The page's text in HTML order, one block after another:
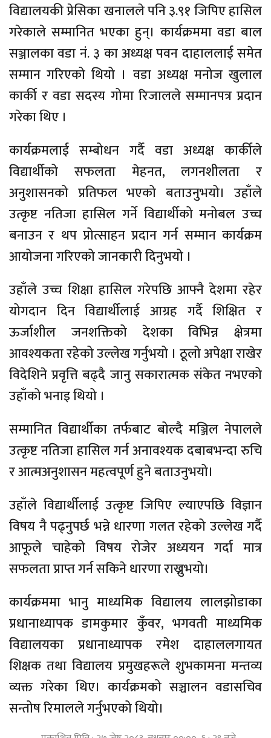
विद्यालयकी प्रेसिका खनालले पनि ३.९१ जिपिए हासिल
गरेकाले सम्मानित भएका हुन्। कार्यक्रममा वडा बाल
सञ्जालका वडा नं. ३ का अध्यक्ष पवन दाहाललाई समेत
सम्मान गरिएको थियो । वडा अध्यक्ष मनोज खुलाल
कार्की र वडा सदस्य गोमा रिजालले सम्मानपत्र प्रदान
गरेका थिए ।
कार्यक्रमलाई सम्बोधन गर्दै वडा अध्यक्ष कार्कीले
विद्यार्थीको सफलता मेहनत, लगनशीलता र
अनुशासनको प्रतिफल भएको बताउनुभयो। उहाँले
उत्कृष्ट नतिजा हासिल गर्ने विद्यार्थीको मनोबल उच्च
बनाउन र थप प्रोत्साहन प्रदान गर्न सम्मान कार्यक्रम
आयोजना गरिएको जानकारी दिनुभयो ।
उहाँले उच्च शिक्षा हासिल गरेपछि आफ्नै देशमा रहेर
योगदान दिन विद्यार्थीलाई आग्रह गर्दै शिक्षित र
ऊर्जाशील जनशक्तिको देशका विभिन्न क्षेत्रमा
आवश्यकता रहेको उल्लेख गर्नुभयो । ठूलो अपेक्षा राखेर
विदेशिने प्रवृत्ति बढ्दै जानु सकारात्मक संकेत नभएको
उहाँको भनाइ थियो ।
सम्मानित विद्यार्थीका तर्फबाट बोल्दै मञ्जिल नेपालले
उत्कृष्ट नतिजा हासिल गर्न अनावश्यक दबाबभन्दा रुचि
र आत्मअनुशासन महत्वपूर्ण हुने बताउनुभयो।
उहाँले विद्यार्थीलाई उत्कृष्ट जिपिए ल्याएपछि विज्ञान
विषय नै पढ्नुपर्छ भन्ने धारणा गलत रहेको उल्लेख गर्दै
आफूले चाहेको विषय रोजेर अध्ययन गर्दा मात्र
सफलता प्राप्त गर्न सकिने धारणा राख्नुभयो।
कार्यक्रममा भानु माध्यमिक विद्यालय लालझोडाका
प्रधानाध्यापक डामकुमार कुँवर, भगवती माध्यमिक
विद्यालयका प्रधानाध्यापक रमेश दाहाललगायत
शिक्षक तथा विद्यालय प्रमुखहरूले शुभकामना मन्तव्य
व्यक्त गरेका थिए। कार्यक्रमको सञ्चालन वडासचिव
सन्तोष रिमालले गर्नुभएको थियो।